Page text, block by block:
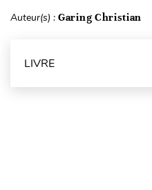
Auteur(s) : Garing Christian
LIVRE